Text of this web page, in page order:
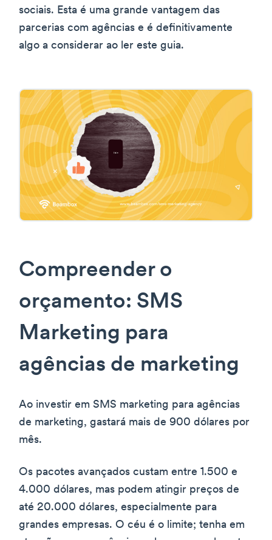
sociais. Esta é uma grande vantagem das
parcerias com agências e é definitivamente
algo a considerar ao ler este guia.
Compreender o
orçamento: SMS
Marketing para
agências de marketing
Ao investir em SMS marketing para agências
de marketing, gastará mais de 900 dólares por
mês.
Os pacotes avançados custam entre 1.500 e
4.000 dólares, mas podem atingir preços de
até 20.000 dólares, especialmente para
grandes empresas. O céu é o limite; tenha em